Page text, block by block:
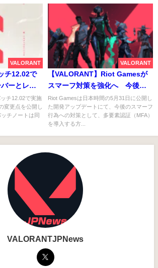
VALORANT
チ12.02で
ーとレイ
チ12.02で実施
変更点を公開し
チノートは同
VALORANT
【VALORANT】Riot Gamesが
スマーフ対策を強化へ 今後す
べてのアカウントに多要素認証
を導入予定
Riot Gamesは日本時間の5月31日に公開し
た開発アップデートにて、今後のスマーフ
行為への対策として、多要素認証（MFA）
を導入する方...
VALORANTJPNews